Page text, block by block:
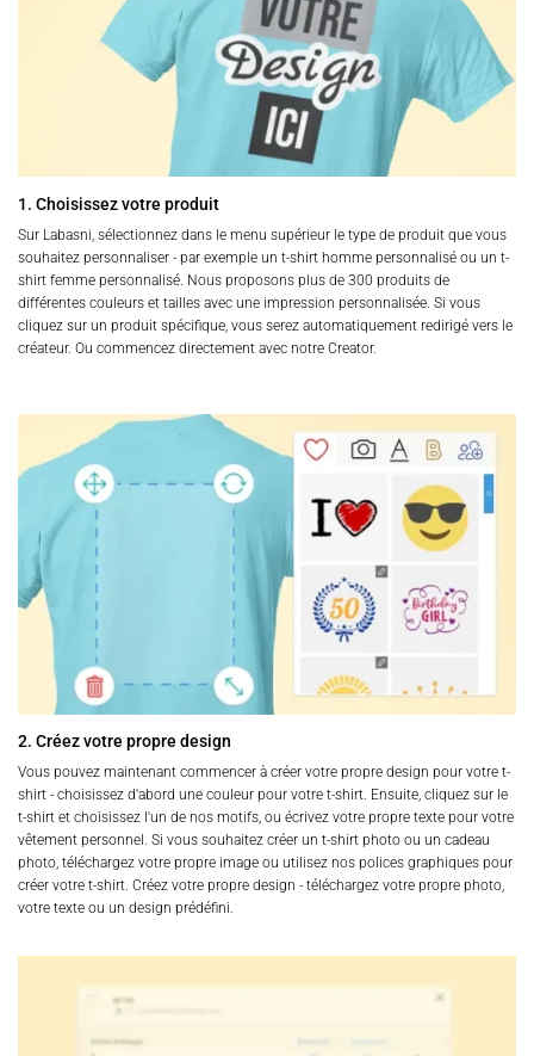
1. Choisissez votre produit
Sur Labasni, sélectionnez dans le menu supérieur le type de produit que vous
souhaitez personnaliser - par exemple un t-shirt homme personnalisé ou un t-
shirt femme personnalisé. Nous proposons plus de 300 produits de
différentes couleurs et tailles avec une impression personnalisée. Si vous
cliquez sur un produit spécifique, vous serez automatiquement redirigé vers le
créateur. Ou commencez directement avec notre Creator.
2. Créez votre propre design
Vous pouvez maintenant commencer à créer votre propre design pour votre t-
shirt - choisissez d'abord une couleur pour votre t-shirt. Ensuite, cliquez sur le
t-shirt et choisissez l'un de nos motifs, ou écrivez votre propre texte pour votre
vêtement personnel. Si vous souhaitez créer un t-shirt photo ou un cadeau
photo, téléchargez votre propre image ou utilisez nos polices graphiques pour
créer votre t-shirt. Créez votre propre design - téléchargez votre propre photo,
votre texte ou un design prédéfini.